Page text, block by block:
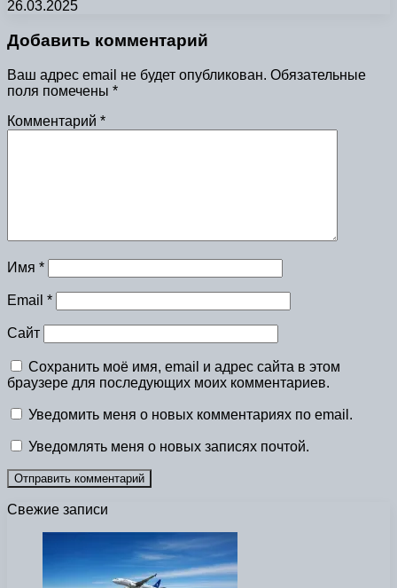
26.03.2025
Добавить комментарий
Ваш адрес email не будет опубликован. Обязательные
поля помечены *
Комментарий *
Имя *
Email *
Сайт
Сохранить моё имя, email и адрес сайта в этом
браузере для последующих моих комментариев.
Уведомить меня о новых комментариях по email.
Уведомлять меня о новых записях почтой.
Свежие записи